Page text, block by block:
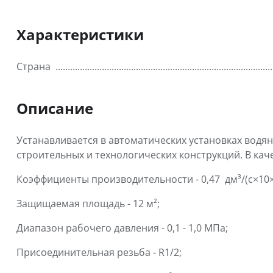
Характеристики
Страна
Описание
Устанавливается в автоматических установках
строительных и технологических конструкций. В
Коэффициенты производительности - 0,47 дм³/
Защищаемая площадь - 12 м²;
Диапазон рабочего давления - 0,1 - 1,0 МПа;
Присоединительная резьба - R1/2;